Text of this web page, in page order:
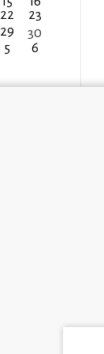
22
23
29
30
5 6